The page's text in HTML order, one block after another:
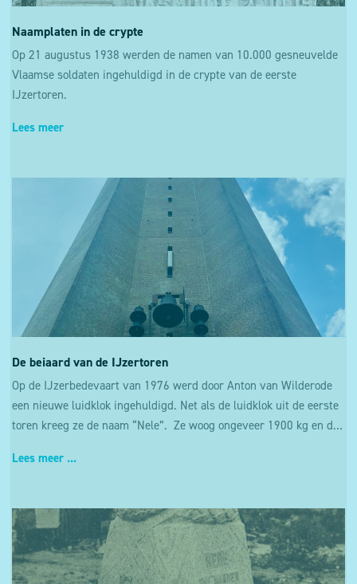
Naamplaten in de crypte
Op 21 augustus 1938 werden de namen van 10.000 gesneuvelde
Vlaamse soldaten ingehuldigd in de crypte van de eerste
IJzertoren.
Lees meer
De beiaard van de IJzertoren
Op de IJzerbedevaart van 1976 werd door Anton van Wilderode
een nieuwe luidklok ingehuldigd. Net als de luidklok uit de eerste
toren kreeg ze de naam “Nele”. Ze woog ongeveer 1900 kg en de totale kost voor het gieten, het ophangen en het in werking stellen van de klok bedroeg 331.916 Belgische frank. De klok werd gefinancierd door enkele oud-A.K.V.S-ers.
Lees meer ...